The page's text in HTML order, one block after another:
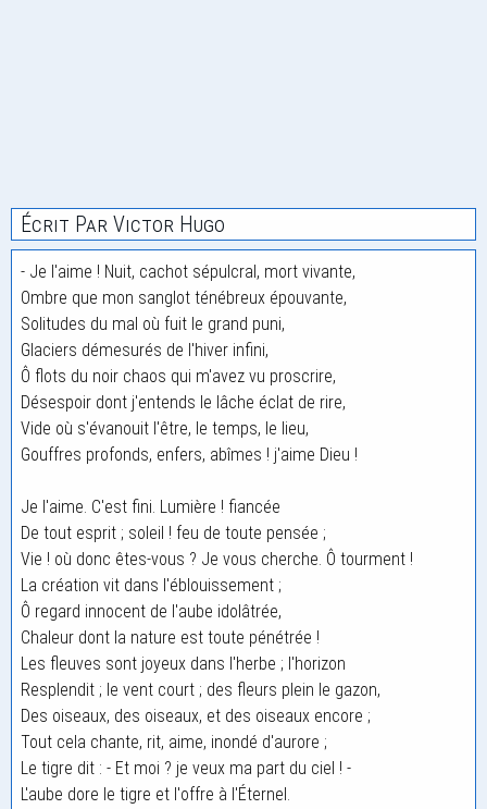
Écrit Par Victor Hugo
- Je l'aime ! Nuit, cachot sépulcral, mort vivante,
Ombre que mon sanglot ténébreux épouvante,
Solitudes du mal où fuit le grand puni,
Glaciers démesurés de l'hiver infini,
Ô flots du noir chaos qui m'avez vu proscrire,
Désespoir dont j'entends le lâche éclat de rire,
Vide où s'évanouit l'être, le temps, le lieu,
Gouffres profonds, enfers, abîmes ! j'aime Dieu !
Je l'aime. C'est fini. Lumière ! fiancée
De tout esprit ; soleil ! feu de toute pensée ;
Vie ! où donc êtes-vous ? Je vous cherche. Ô tourment !
La création vit dans l'éblouissement ;
Ô regard innocent de l'aube idolâtrée,
Chaleur dont la nature est toute pénétrée !
Les fleuves sont joyeux dans l'herbe ; l'horizon
Resplendit ; le vent court ; des fleurs plein le gazon,
Des oiseaux, des oiseaux, et des oiseaux encore ;
Tout cela chante, rit, aime, inondé d'aurore ;
Le tigre dit : - Et moi ? je veux ma part du ciel ! -
L'aube dore le tigre et l'offre à l'Éternel.